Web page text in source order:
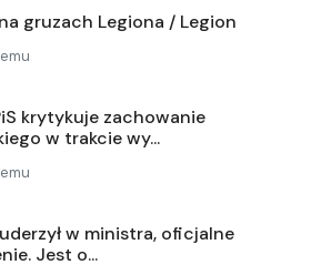
gruzach Legiona / Legion
krytykuje zachowanie
w trakcie wy...
w ministra, oficjalne
Jest o...